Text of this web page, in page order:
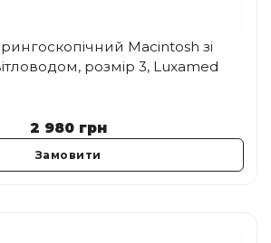
Macintosh зі
розмір 3, Luxamed
2 980 грн
Замовити